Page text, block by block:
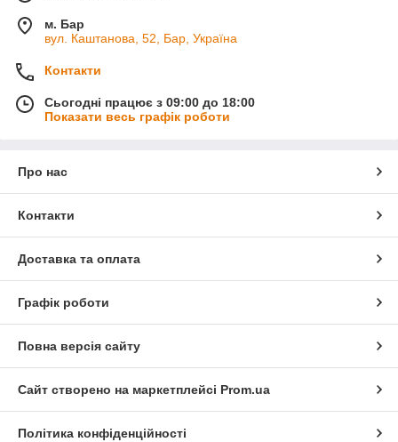
м. Бар
вул. Каштанова, 52, Бар, Україна
Контакти
Сьогодні працює з 09:00 до 18:00
Показати весь графік роботи
Про нас
Контакти
Доставка та оплата
Графік роботи
Повна версія сайту
Сайт створено на маркетплейсі Prom.ua
Політика конфіденційності